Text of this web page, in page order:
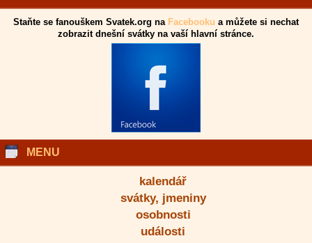
Staňte se fanouškem Svatek.org na Facebooku a můžete si nechat
zobrazit dnešní svátky na vaší hlavní stránce.
MENU
kalendář
svátky, jmeniny
osobnosti
události